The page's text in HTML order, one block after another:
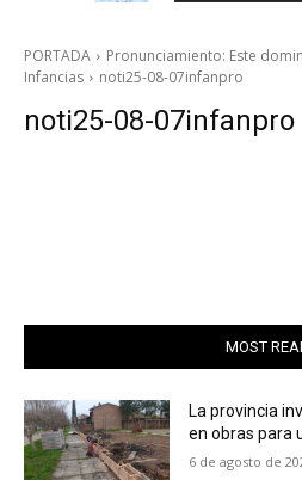
PORTADA
Pronunciamiento: Este
Infancias
noti25-08-07infanpro
noti25-08-07infanpro
MOST
La provincia
en obras para
6 de agosto de